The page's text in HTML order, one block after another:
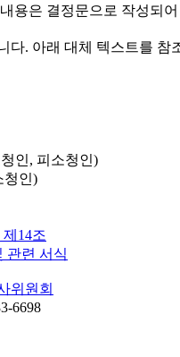
용은 결정문으로 작성되
인, 피소청인)
청인)
14조
관련 서식
6698